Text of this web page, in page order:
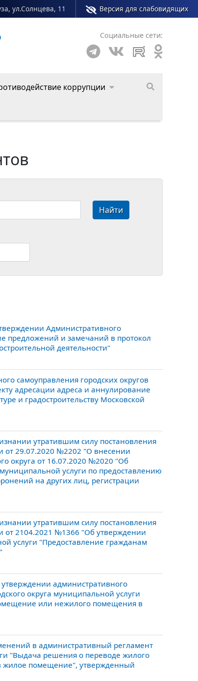
ул.Солнцева, 11 Версия для слабовидящих
Социальные сети:
коррупции
Найти
Административного
предложений и замечаний в протокол
деятельности"
самоуправления городских округов
адресации адреса и аннулирование
и градостроительству Московской
утратившим силу постановления
от 29.07.2020 №2202 "О внесении
округа от 16.07.2020 №2020 "Об
услуги по предоставлению
на других лиц, регистрации
утратившим силу постановления
от 2104.2021 №1366 "Об утверждении
услуги "Предоставление гражданам
административного
округа муниципальной услуги
или нежилого помещения в
в административный регламент
"Выдача решения о переводе жилого
помещение", утвержденный